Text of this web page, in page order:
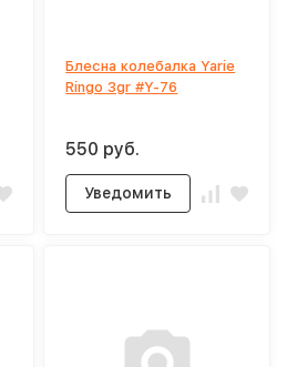
Блесна колебалка Yarie
Ringo 3gr #Y-76
550 руб.
Уведомить